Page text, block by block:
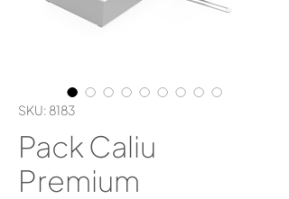
SKU: 8183
Pack Caliu
Premium